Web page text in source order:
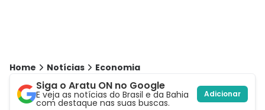
Home Notícias Economia
Siga o Aratu ON no Google
E veja as notícias do Brasil e da Bahia
com destaque nas suas buscas.
Adicionar